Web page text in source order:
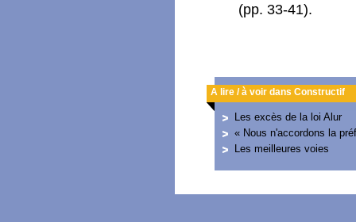
(pp. 33-41).
A lire / à voir dans Constructif
Les excès de la loi Alur
« Nous n'accordons la
Les meilleures voies